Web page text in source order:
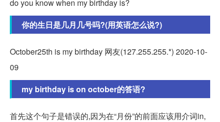
do you know when my birthday is?
你的生日是几月几号吗?(用英语怎么说?)
October25th is my birthday 网友(127.255.255.*) 2020-10-
09
my birthday is on october的答语?
首先这个句子是错误的,因为在“月份”的前面应该用介词in,